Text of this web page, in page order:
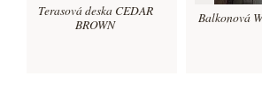
Terasová deska CEDAR
BROWN
Balkonová